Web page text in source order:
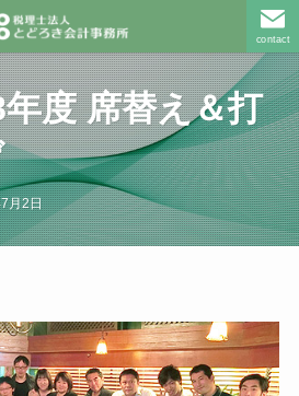
contact
度 席替え＆打
月2日